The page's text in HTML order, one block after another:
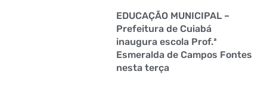
EDUCAÇÃO MUNICIPAL –
Prefeitura de Cuiabá
inaugura escola Prof.ª
Esmeralda de Campos Fontes
nesta terça